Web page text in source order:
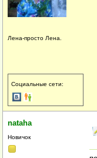
Лена-просто Лена.
Социальные сети:
nataha
Новичок